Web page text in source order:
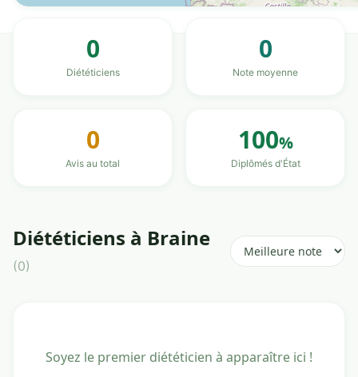
0
Diététiciens
0
Note moyenne
0
Avis au total
100%
Diplômés d'État
Diététiciens à Braine
(0)
Soyez le premier diététicien à apparaître ici !